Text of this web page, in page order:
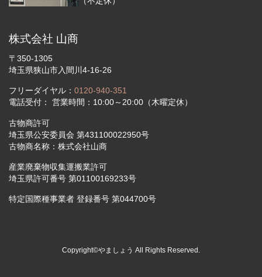
株式会社 山商
〒350-1305
埼玉県狭山市入間川4-16-26
フリーダイヤル： 0120-940-351
電話受付： 営業時間：10:00～20:00（木曜定休）
古物商許可
埼玉県公安委員会 第431100022950号
古物商名称：株式会社山商
産業廃棄物収集運搬業許可
埼玉県許可番号 第01100169233号
特定国際種事業者 登録番号 第044700号
Copyright©やましょう All Rights Reserved.